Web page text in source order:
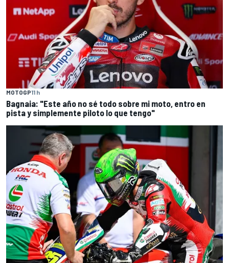
MOTOGP11 h
Bagnaia: "Este año no sé todo sobre mi moto, entro en
pista y simplemente piloto lo que tengo"